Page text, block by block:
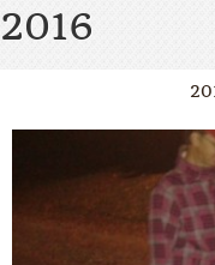
2016